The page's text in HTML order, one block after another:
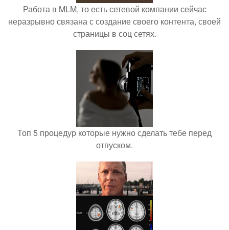
Работа в MLM, то есть сетевой компании сейчас
неразрывно связана с создание своего контента, своей
страницы в соц сетях.
Топ 5 процедур которые нужно сделать тебе перед
отпуском.